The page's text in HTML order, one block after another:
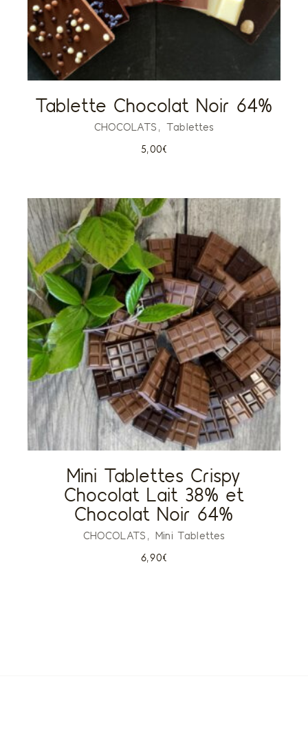
Tablette Chocolat Noir 64%
CHOCOLATS
Tablettes
5,00€
Mini Tablettes Crispy
Chocolat Lait 38% et
Chocolat Noir 64%
CHOCOLATS
Mini Tablettes
6,90€